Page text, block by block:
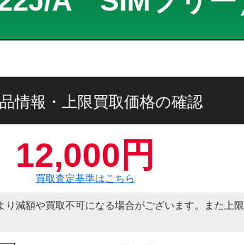
情報・上限買取価格の確認
12,000円
買取査定基準はこちら
減額や買取不可になる場合がございます。また上